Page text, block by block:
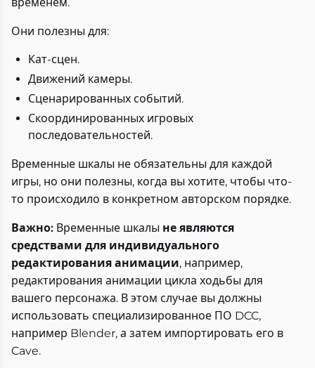
Они полезны для:
Кат-сцен.
Движений камеры.
Сценарированных событий.
Скоординированных игровых
последовательностей.
Временные шкалы не обязательны для каждой
игры, но они полезны, когда вы хотите, чтобы что-
то происходило в конкретном авторском порядке.
Важно: Временные шкалы не являются
средствами для индивидуального
редактирования анимации, например,
редактирования анимации цикла ходьбы для
вашего персонажа. В этом случае вы должны
использовать специализированное ПО DCC,
например Blender, а затем импортировать его в
Cave.